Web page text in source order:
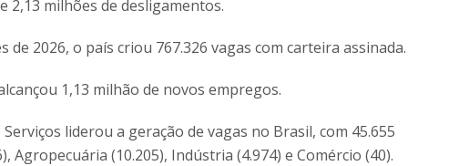
2,13 milhões de desligamentos.
2026, o país criou 767.326 vagas com carteira assinada.
1,13 milhão de novos empregos.
liderou a geração de vagas no Brasil, com 45.655
Agropecuária (10.205), Indústria (4.974) e Comércio (40).